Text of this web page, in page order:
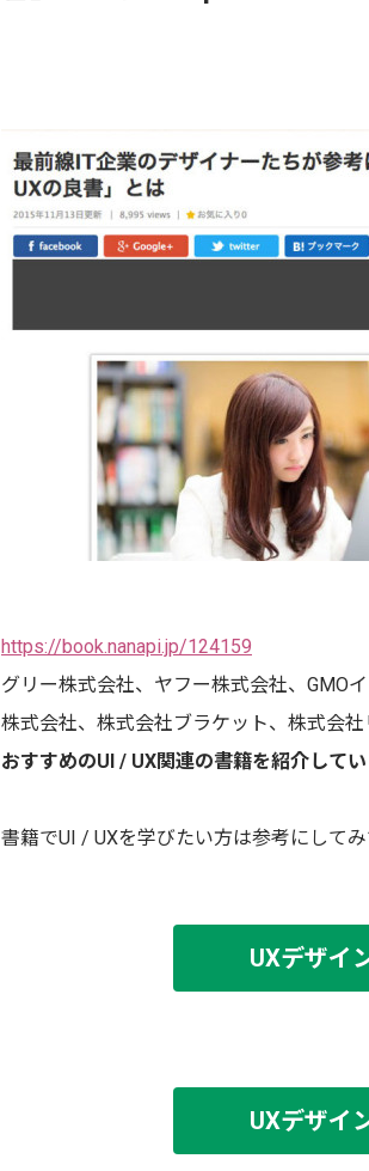
https://book.nanapi.jp/124159
グリー株式会社、ヤフー株式会社、GMO
株式会社、株式会社ブラケット、株式会
おすすめのUI / UX関連の書籍を紹介して
書籍でUI / UXを学びたい方は参考にして
UXデザイ
UXデザイ